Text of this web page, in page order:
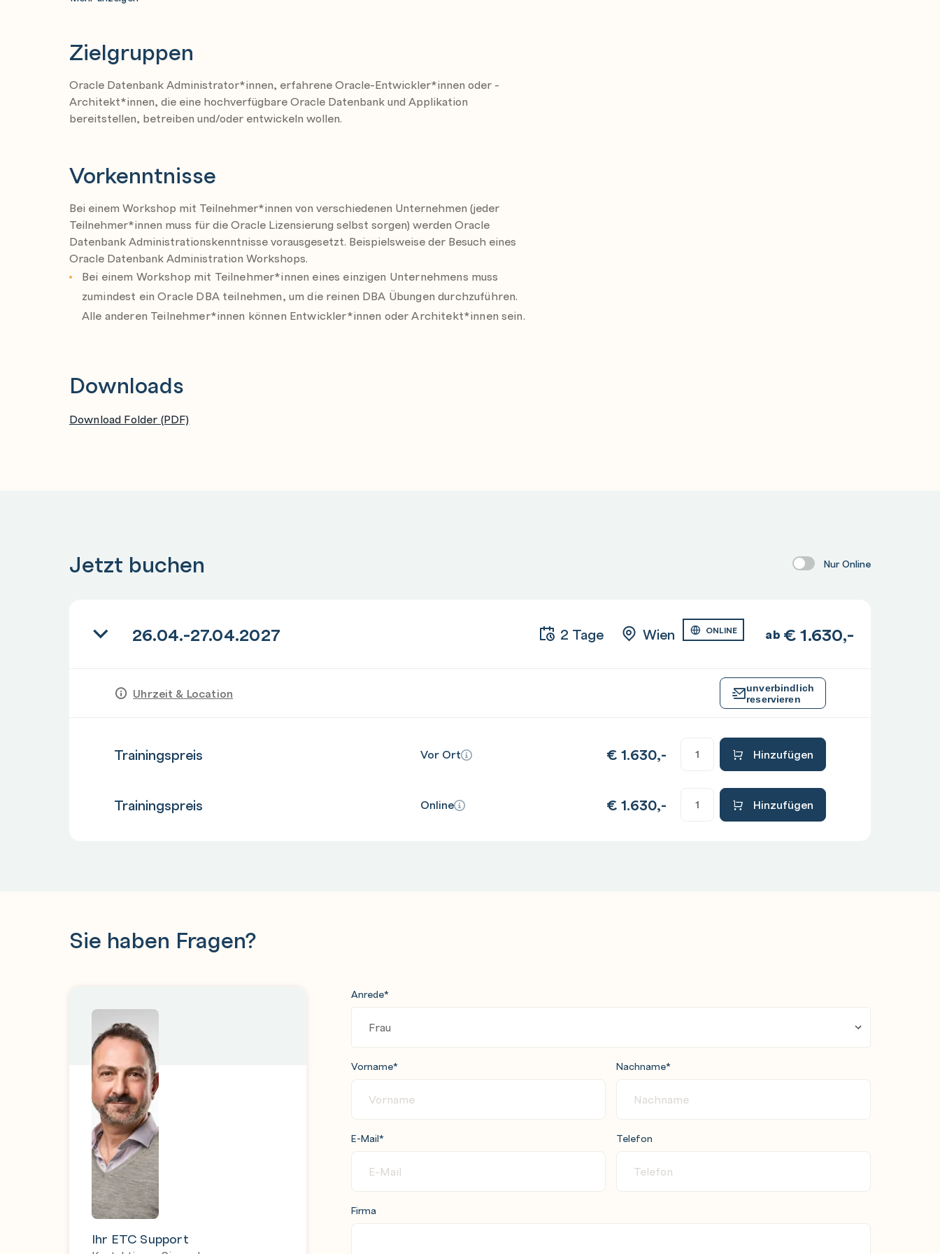
Services für transparentes Client Failover und Datenbank Startup Trigger
Datenbank Protection Level, deren Umsetzung und Auswirkungen
Monitoring von Primary und Standby Datenbanken
Backup und Recovery (mit RMAN) in Data Guard Environments
Far Sync
Hinweis:Die Themen zu Oracle Active Data Guard können nur als Überblick vermittelt
werden, damit Sie verstehen, ob diese kostenpflichtige Option für sie relevant ist oder
nicht.
Dieser Workshop benötigt eine Oracle Enterprise Datenbank und möglicherweise
Zielgruppen
Oracle Datenbank Administrator*innen, erfahrene Oracle-Entwickler*innen oder -
Architekt*innen, die eine hochverfügbare Oracle Datenbank und Applikation
bereitstellen, betreiben und/oder entwickeln wollen.
Vorkenntnisse
Bei einem Workshop mit Teilnehmer*innen von verschiedenen Unternehmen (jeder
Teilnehmer*innen muss für die Oracle Lizensierung selbst sorgen) werden Oracle
Datenbank Administrationskenntnisse vorausgesetzt. Beispielsweise der Besuch eines
Oracle Datenbank Administration Workshops.
Bei einem Workshop mit Teilnehmer*innen eines einzigen Unternehmens muss
zumindest ein Oracle DBA teilnehmen, um die reinen DBA Übungen durchzuführen.
Alle anderen Teilnehmer*innen können Entwickler*innen oder Architekt*innen sein.
Downloads
Download Folder (PDF)
Jetzt buchen Nur Online
26.04.-27.04.2027 2 Tage Wien ONLINE ab €1.630,-
Uhrzeit & Location
unverbindlich
reservieren
Trainingspreis Vor Ort € 1.630,- Hinzufügen
Trainingspreis Online € 1.630,- Hinzufügen
Sie haben Fragen?
Ihr ETC Support
Anrede*
Vorname* Nachname*
E-Mail* Telefon
Firma